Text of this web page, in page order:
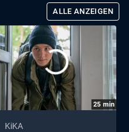
ALLE ANZEIGEN
25 min
KiKA